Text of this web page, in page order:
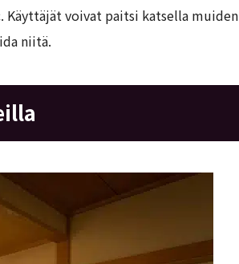
Käyttäjät voivat paitsi katsella muiden
niitä.